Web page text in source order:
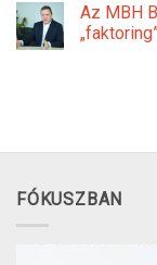
Az MBH
FÓKUSZBAN